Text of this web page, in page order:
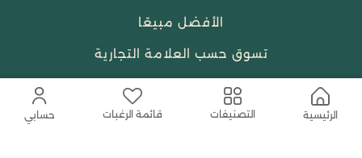
الرئيسية التصنيفات قائمة الرغبات حسابي
الأفضل مبيعًا
تسوق حسب العلامة التجارية
الجمال والعطور
احتياجات العبادة